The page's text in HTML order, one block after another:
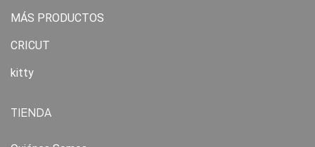
MÁS PRODUCTOS
CRICUT
kitty
TIENDA